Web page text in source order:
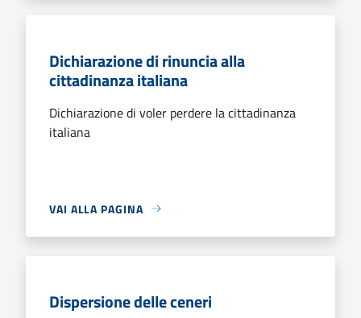
Dichiarazione di rinuncia alla
cittadinanza italiana
Dichiarazione di voler perdere la cittadinanza
italiana
VAI ALLA PAGINA
Dispersione delle ceneri